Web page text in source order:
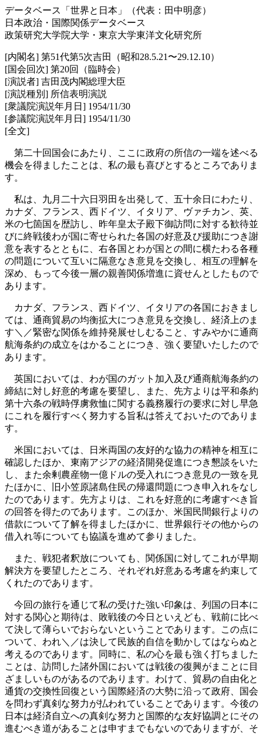
データベース「世界と日本」（代表：田中明彦）
日本政治・国際関係データベース
政策研究大学院大学・東京大学東洋文化研究所
[内閣名] 第51代第5次吉田（昭和28.5.21〜29.12.10）
[国会回次] 第20回（臨時会）
[演説者] 吉田茂内閣総理大臣
[演説種別] 所信表明演説
[衆議院演説年月日] 1954/11/30
[参議院演説年月日] 1954/11/30
[全文]
第二十回国会にあたり、ここに政府の所信の一端を述べる
機会を得ましたことは、私の最も喜びとするところでありま
す。
私は、九月二十六日羽田を出発して、五十余日にわたり、
カナダ、フランス、西ドイツ、イタリア、ヴァチカン、英、
米の七箇国を歴訪し、昨年皇太子殿下御訪問に対する歓待並
びに終戦後わが国に寄せられた各国の好意及び援助につき謝
意を表するとともに、右各国とわが国との間に横たわる各種
の問題について互いに隔意なき意見を交換し、相互の理解を
深め、もって今後一層の親善関係増進に資せんとしたもので
あります。
カナダ、フランス、西ドイツ、イタリアの各国におきまし
ては、通商貿易の均衡拡大につき意見を交換し、経済上のま
す＼／緊密な関係を維持発展せしむること、すみやかに通商
航海条約の成立をはかることにつき、強く要望いたしたので
あります。
英国においては、わが国のガット加入及び通商航海条約の
締結に対し好意的考慮を要望し、また、先方よりは平和条約
第十六条の戦時俘虜救恤に関する義務履行の要求に対し早急
にこれを履行すべく努力する旨私は答えておいたのでありま
す。
米国においては、日米両国の友好的な協力の精神を相互に
確認したほか、東南アジアの経済開発促進につき懇談をいた
し、また余剰農産物一億ドルの受入れにつき意見の一致を見
たほかに、旧小笠原諸島住民の帰還問題につき申入れをなし
たのであります。先方よりは、これを好意的に考慮すべき旨
の回答を得たのであります。このほか、米国民間銀行よりの
借款について了解を得ましたほかに、世界銀行その他からの
借入れ等についても協議を進めて参りました。
また、戦犯者釈放についても、関係国に対してこれが早期
解決方を要望したところ、それぞれ好意ある考慮を約束して
くれたのであります。
今回の旅行を通じて私の受けた強い印象は、列国の日本に
対する関心と期待は、敗戦後の今日といえども、戦前に比べ
て決して薄らいでおらないということであります。この点に
ついて、われ＼／は決して民族的自信を動かしてはならぬと
考えるのであります。同時に、私の心を最も強く打ちました
ことは、訪問した諸外国においては戦後の復興がまことに目
ざましいものがあるのであります。わけて、貿易の自由化と
通貨の交換性回復という国際経済の大勢に沿って政府、国会
を問わず真剣な努力が払われていることであります。今後の
日本は経済自立への真剣な努力と国際的な友好協調とにその
進むべき道があることは申すまでもないのでありますが、そ